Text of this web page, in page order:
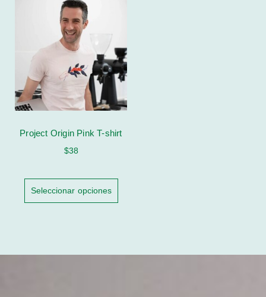
Project Origin Pink T-shirt
$38
Seleccionar opciones